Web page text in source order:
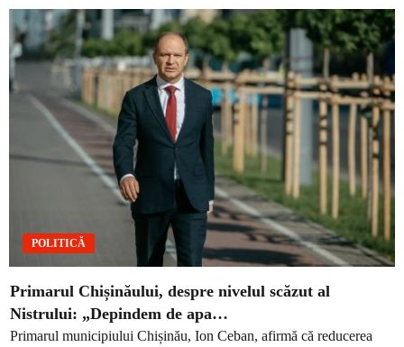
POLITICĂ
Primarul Chișinăului, despre nivelul scăzut al
Nistrului: „Depindem de apa…
Primarul municipiului Chișinău, Ion Ceban, afirmă că reducerea